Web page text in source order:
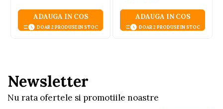
ADAUGA IN COS
DOAR 2 PRODUSE IN STOC
ADAUGA IN COS
DOAR 2 PRODUSE IN STOC
Newsletter
Nu rata ofertele si promotiile noastre